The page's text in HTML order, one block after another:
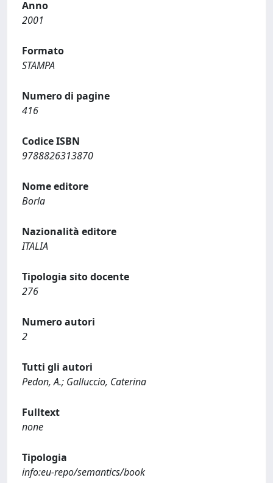
Anno
2001
Formato
STAMPA
Numero di pagine
416
Codice ISBN
9788826313870
Nome editore
Borla
Nazionalità editore
ITALIA
Tipologia sito docente
276
Numero autori
2
Tutti gli autori
Pedon, A.; Galluccio, Caterina
Fulltext
none
Tipologia
info:eu-repo/semantics/book